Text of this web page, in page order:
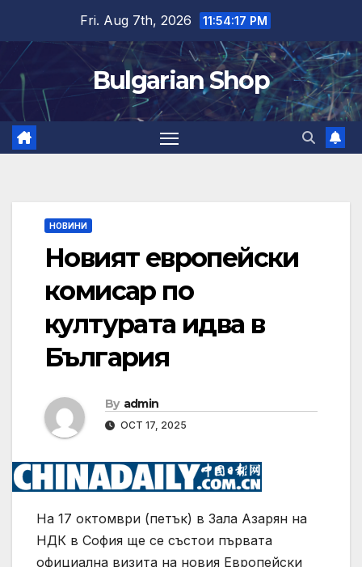
content
Fri. Aug 7th, 2026 11:54:18 PM
Bulgarian Shop
НОВИНИ
Новият европейски
комисар по
културата идва в
България
By admin
OCT 17, 2025
На 17 октомври (петък) в Зала Азарян на
НДК в София ще се състои първата
официална визита на новия Европейски